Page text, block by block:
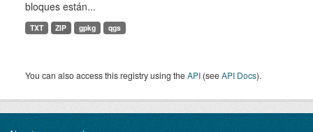
bloques están...
TXT ZIP gpkg qgs
You can also access this registry using theAPI (seeAPI Docs).